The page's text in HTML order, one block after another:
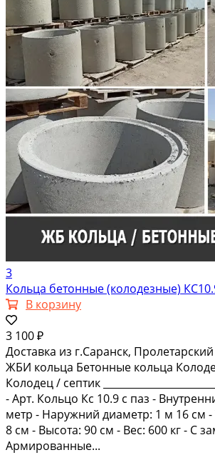
3
Кольца бетонные (колодезные)
В корзину
3 100 ₽
Доставка из г.Саранск, Пролетарский
ЖБИ кольца Бетонные кольца
Колодец / септик
- Арт. Кольцо Кс 10.9 с паз -
метр - Наружний диаметр: 1 м 16 см
8 см - Высота: 90 см - Вес: 600 кг - С
Армированные...